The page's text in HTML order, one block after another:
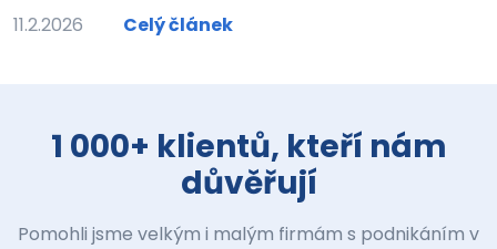
11.2.2026 Celý článek
1 000+ klientů, kteří nám
důvěřují
Pomohli jsme velkým i malým firmám s podnikáním v